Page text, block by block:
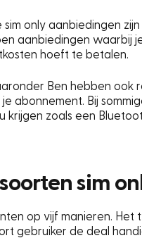
sim only aanbiedingen
aanbiedingen waarbij
hoeft te betalen.
Ben hebben ook
abonnement. Bij
krijgen zoals een
sim
op vijf manieren.
gebruiker de deal